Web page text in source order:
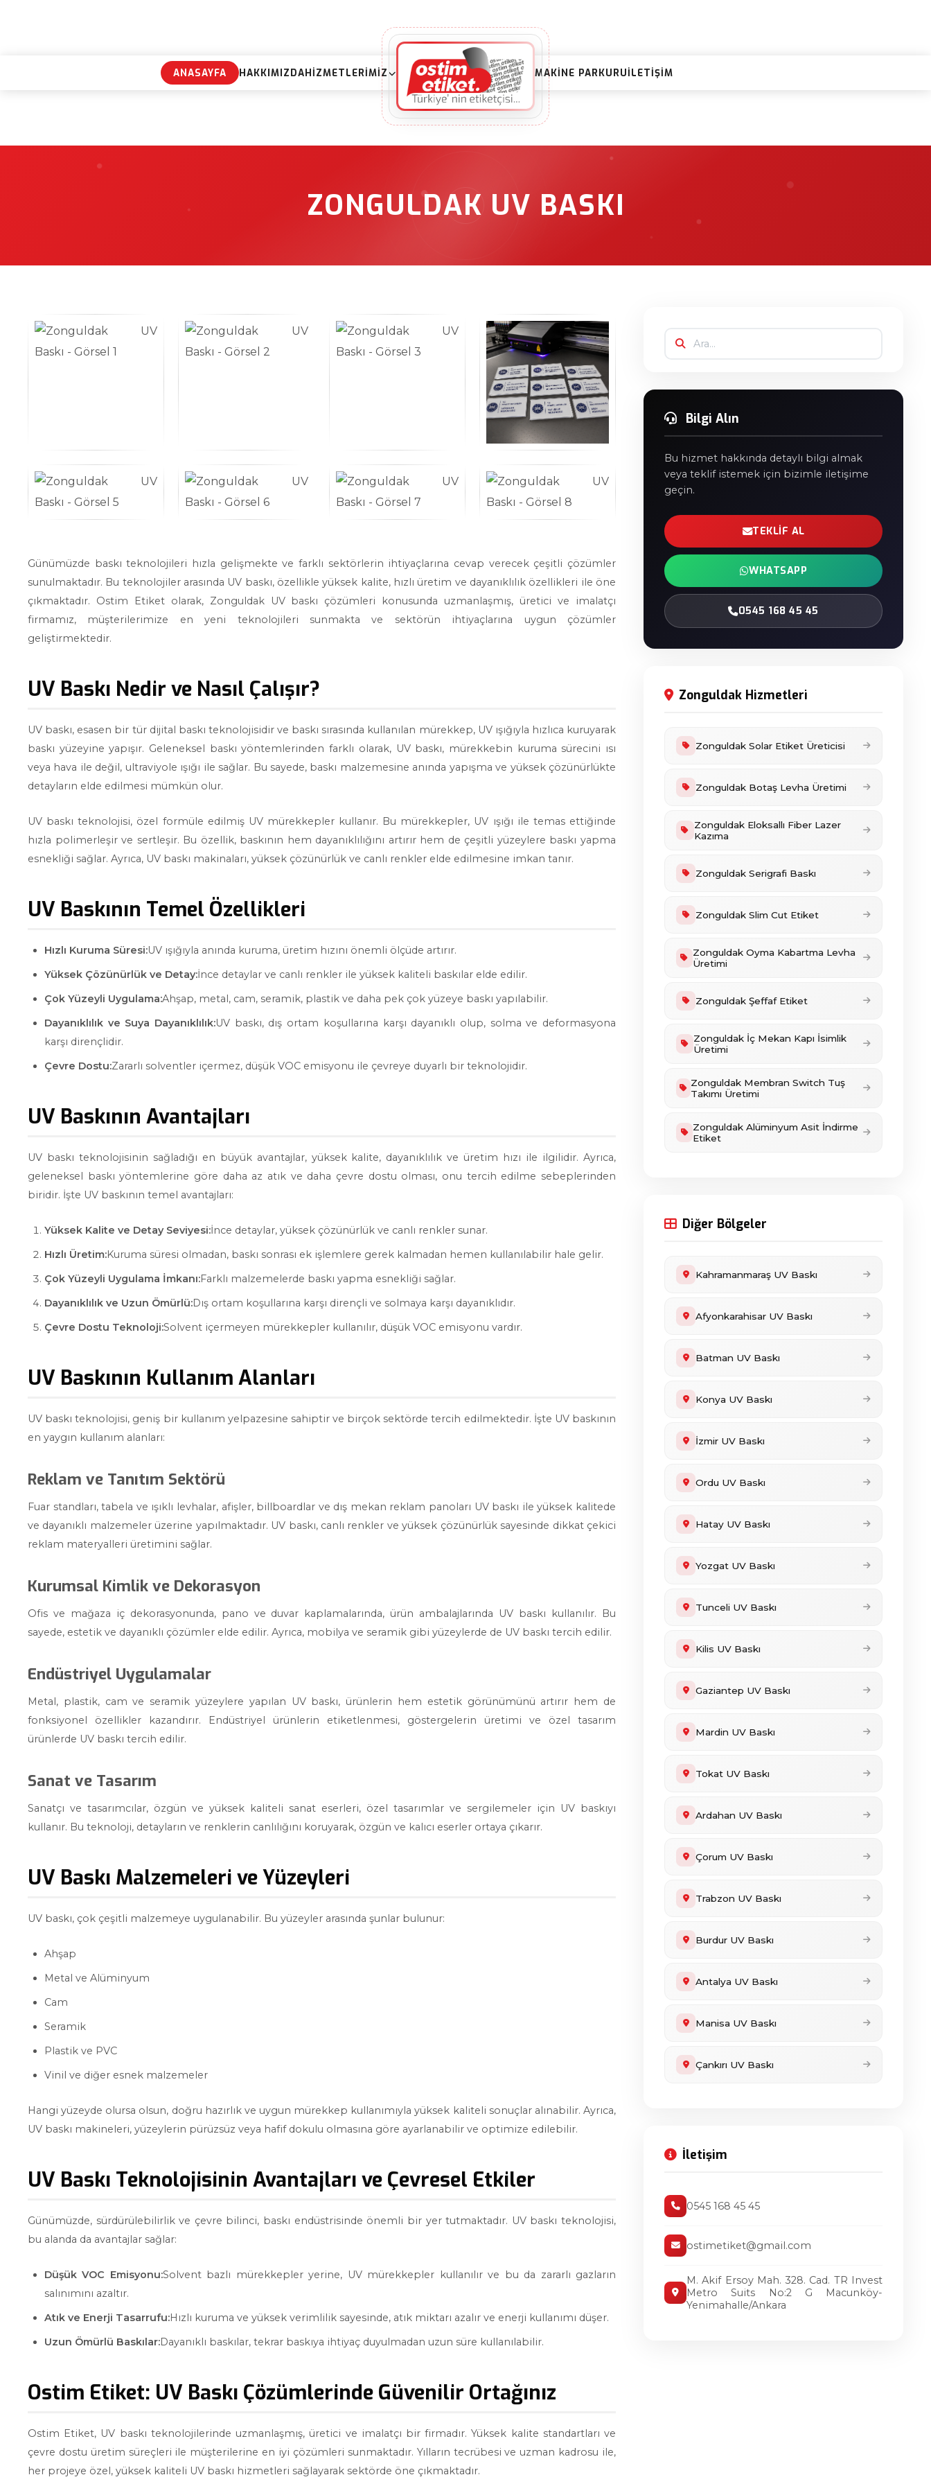
ANASAYFA HAKKIMIZDAHIZMETLERIMIZ MAKINE PARKURUİLETIŞIM
ZONGULDAK UV BASKI
Günümüzde baskı teknolojileri hızla gelişmekte ve farklı sektörlerin ihtiyaçlarına cevap verecek çeşitli çözümler
sunulmaktadır. Bu teknolojiler arasında UV baskı, özellikle yüksek kalite, hızlı üretim ve dayanıklılık özellikleri ile öne
çıkmaktadır. Ostim Etiket olarak, Zonguldak UV baskı çözümleri konusunda uzmanlaşmış, üretici ve imalatçı
firmamız, müşterilerimize en yeni teknolojileri sunmakta ve sektörün ihtiyaçlarına uygun çözümler
geliştirmektedir.
UV Baskı Nedir ve Nasıl Çalışır?
UV baskı, esasen bir tür dijital baskı teknolojisidir ve baskı sırasında kullanılan mürekkep, UV ışığıyla hızlıca kuruyarak
baskı yüzeyine yapışır. Geleneksel baskı yöntemlerinden farklı olarak, UV baskı, mürekkebin kuruma sürecini ısı
veya hava ile değil, ultraviyole ışığı ile sağlar. Bu sayede, baskı malzemesine anında yapışma ve yüksek çözünürlükte
detayların elde edilmesi mümkün olur.
UV baskı teknolojisi, özel formüle edilmiş UV mürekkepler kullanır. Bu mürekkepler, UV ışığı ile temas ettiğinde
hızla polimerleşir ve sertleşir. Bu özellik, baskının hem dayanıklılığını artırır hem de çeşitli yüzeylere baskı yapma
esnekliği sağlar. Ayrıca, UV baskı makinaları, yüksek çözünürlük ve canlı renkler elde edilmesine imkan tanır.
UV Baskının Temel Özellikleri
Hızlı Kuruma Süresi:UV ışığıyla anında kuruma, üretim hızını önemli ölçüde artırır.
Yüksek Çözünürlük ve Detay:İnce detaylar ve canlı renkler ile yüksek kaliteli baskılar elde edilir.
Çok Yüzeyli Uygulama:Ahşap, metal, cam, seramik, plastik ve daha pek çok yüzeye baskı yapılabilir.
Dayanıklılık ve Suya Dayanıklılık:UV baskı, dış ortam koşullarına karşı dayanıklı olup, solma ve deformasyona
karşı dirençlidir.
Çevre Dostu:Zararlı solventler içermez, düşük VOC emisyonu ile çevreye duyarlı bir teknolojidir.
UV Baskının Avantajları
UV baskı teknolojisinin sağladığı en büyük avantajlar, yüksek kalite, dayanıklılık ve üretim hızı ile ilgilidir. Ayrıca,
geleneksel baskı yöntemlerine göre daha az atık ve daha çevre dostu olması, onu tercih edilme sebeplerinden
biridir. İşte UV baskının temel avantajları:
Yüksek Kalite ve Detay Seviyesi:İnce detaylar, yüksek çözünürlük ve canlı renkler sunar.
Hızlı Üretim:Kuruma süresi olmadan, baskı sonrası ek işlemlere gerek kalmadan hemen kullanılabilir hale gelir.
Çok Yüzeyli Uygulama İmkanı:Farklı malzemelerde baskı yapma esnekliği sağlar.
Dayanıklılık ve Uzun Ömürlü:Dış ortam koşullarına karşı dirençli ve solmaya karşı dayanıklıdır.
Çevre Dostu Teknoloji:Solvent içermeyen mürekkepler kullanılır, düşük VOC emisyonu vardır.
UV Baskının Kullanım Alanları
UV baskı teknolojisi, geniş bir kullanım yelpazesine sahiptir ve birçok sektörde tercih edilmektedir. İşte UV baskının
en yaygın kullanım alanları:
Reklam ve Tanıtım Sektörü
Fuar standları, tabela ve ışıklı levhalar, afişler, billboardlar ve dış mekan reklam panoları UV baskı ile yüksek kalitede
ve dayanıklı malzemeler üzerine yapılmaktadır. UV baskı, canlı renkler ve yüksek çözünürlük sayesinde dikkat çekici
reklam materyalleri üretimini sağlar.
Kurumsal Kimlik ve Dekorasyon
Ofis ve mağaza iç dekorasyonunda, pano ve duvar kaplamalarında, ürün ambalajlarında UV baskı kullanılır. Bu
sayede, estetik ve dayanıklı çözümler elde edilir. Ayrıca, mobilya ve seramik gibi yüzeylerde de UV baskı tercih edilir.
Endüstriyel Uygulamalar
Metal, plastik, cam ve seramik yüzeylere yapılan UV baskı, ürünlerin hem estetik görünümünü artırır hem de
fonksiyonel özellikler kazandırır. Endüstriyel ürünlerin etiketlenmesi, göstergelerin üretimi ve özel tasarım
ürünlerde UV baskı tercih edilir.
Sanat ve Tasarım
Sanatçı ve tasarımcılar, özgün ve yüksek kaliteli sanat eserleri, özel tasarımlar ve sergilemeler için UV baskıyı
kullanır. Bu teknoloji, detayların ve renklerin canlılığını koruyarak, özgün ve kalıcı eserler ortaya çıkarır.
UV Baskı Malzemeleri ve Yüzeyleri
UV baskı, çok çeşitli malzemeye uygulanabilir. Bu yüzeyler arasında şunlar bulunur:
Ahşap
Metal ve Alüminyum
Cam
Seramik
Plastik ve PVC
Vinil ve diğer esnek malzemeler
Hangi yüzeyde olursa olsun, doğru hazırlık ve uygun mürekkep kullanımıyla yüksek kaliteli sonuçlar alınabilir. Ayrıca,
UV baskı makineleri, yüzeylerin pürüzsüz veya hafif dokulu olmasına göre ayarlanabilir ve optimize edilebilir.
UV Baskı Teknolojisinin Avantajları ve Çevresel Etkiler
Günümüzde, sürdürülebilirlik ve çevre bilinci, baskı endüstrisinde önemli bir yer tutmaktadır. UV baskı teknolojisi,
bu alanda da avantajlar sağlar:
Düşük VOC Emisyonu:Solvent bazlı mürekkepler yerine, UV mürekkepler kullanılır ve bu da zararlı gazların
salınımını azaltır.
Atık ve Enerji Tasarrufu:Hızlı kuruma ve yüksek verimlilik sayesinde, atık miktarı azalır ve enerji kullanımı düşer.
Uzun Ömürlü Baskılar:Dayanıklı baskılar, tekrar baskıya ihtiyaç duyulmadan uzun süre kullanılabilir.
Ostim Etiket: UV Baskı Çözümlerinde Güvenilir Ortağınız
Ostim Etiket, UV baskı teknolojilerinde uzmanlaşmış, üretici ve imalatçı bir firmadır. Yüksek kalite standartları ve
çevre dostu üretim süreçleri ile müşterilerine en iyi çözümleri sunmaktadır. Yılların tecrübesi ve uzman kadrosu ile,
her projeye özel, yüksek kaliteli UV baskı hizmetleri sağlayarak sektörde öne çıkmaktadır.
Bilgi Alın
Bu hizmet hakkında detaylı bilgi almak
veya teklif istemek için bizimle iletişime
geçin.
TEKLIF AL
WHATSAPP
0545 168 45 45
Zonguldak Hizmetleri
Zonguldak Solar Etiket Üreticisi
Zonguldak Botaş Levha Üretimi
Zonguldak Eloksallı Fiber Lazer
Kazıma
Zonguldak Serigrafi Baskı
Zonguldak Slim Cut Etiket
Zonguldak Oyma Kabartma Levha
Üretimi
Zonguldak Şeffaf Etiket
Zonguldak İç Mekan Kapı İsimlik
Üretimi
Zonguldak Membran Switch Tuş
Takımı Üretimi
Zonguldak Alüminyum Asit İndirme
Etiket
Diğer Bölgeler
Kahramanmaraş UV Baskı
Afyonkarahisar UV Baskı
Batman UV Baskı
Konya UV Baskı
İzmir UV Baskı
Ordu UV Baskı
Hatay UV Baskı
Yozgat UV Baskı
Tunceli UV Baskı
Kilis UV Baskı
Gaziantep UV Baskı
Mardin UV Baskı
Tokat UV Baskı
Ardahan UV Baskı
Çorum UV Baskı
Trabzon UV Baskı
Burdur UV Baskı
Antalya UV Baskı
Manisa UV Baskı
Çankırı UV Baskı
İletişim
0545 168 45 45
ostimetiket@gmail.com
M. Akif Ersoy Mah. 328. Cad. TR Invest
Metro Suits No:2 G Macunköy-
Yenimahalle/Ankara